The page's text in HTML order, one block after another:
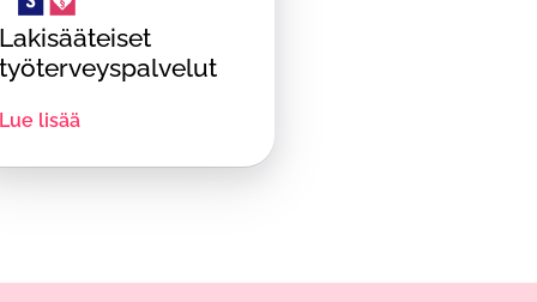
Lakisääteiset
työterveyspalvelut
Lue lisää